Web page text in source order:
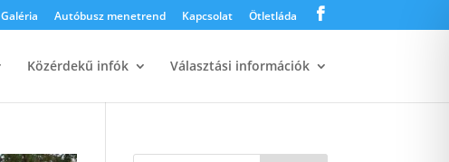
Galéria Autóbusz menetrend Kapcsolat Ötletláda 
Közérdekű infók Választási információk